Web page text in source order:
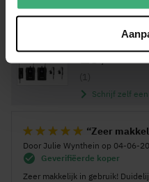
Reviews
10/10
(1)
Schrijf zelf
100%
Zeer
Door Julie Wynthein op 04-06-
Geverifiëerde koper
Zeer makkelijk in gebruik!